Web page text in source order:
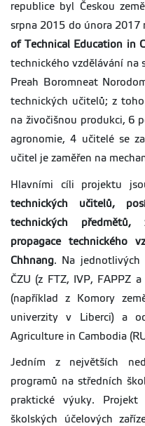
republice byl Českou
srpna 2015 do února 2017
of Technical Education in
technického vzdělávání na
Preah Boromneat
technických učitelů; z
na živočišnou produkci, 6
agronomie, 4 učitelé se
učitel je zaměřen na
Hlavními cíli projektu
technických učitelů,
technických
propagace technického
Chhnang. Na jednotlivých
ČZU (z FTZ, IVP, FAPPZ
(například z Komory
univerzity v Liberci) a
Agriculture in Cambodia
Jedním z největších
programů na středních
praktické výuky.
školských účelových